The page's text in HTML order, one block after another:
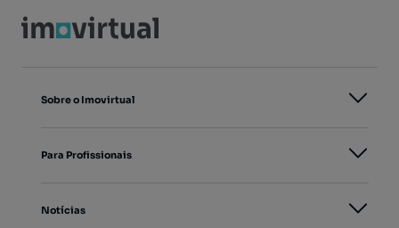
Sobre o Imovirtual
Para Profissionais
Notícias